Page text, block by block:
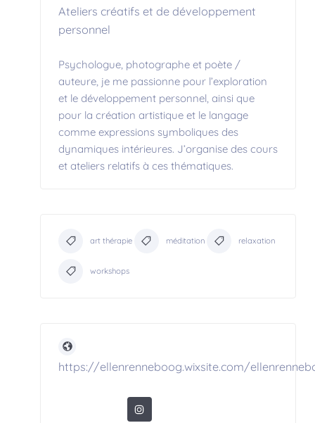
Ateliers créatifs et de développement
personnel
Psychologue, photographe et poète /
auteure, je me passionne pour l’exploration
et le développement personnel, ainsi que
pour la création artistique et le langage
comme expressions symboliques des
dynamiques intérieures. J’organise des cours
et ateliers relatifs à ces thématiques.
art thérapie méditation relaxation
workshops
https://ellenrenneboog.wixsite.com/